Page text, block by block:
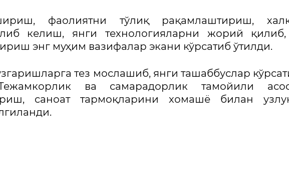
фаолиятни тўлиқ рақамлаштириш,
келиш, янги технологияларни жорий
энг муҳим вазифалар экани кўрсатиб ўтилди.
тез мослашиб, янги ташаббуслар
ва самарадорлик тамойили
саноат тармоқларини хомашё билан